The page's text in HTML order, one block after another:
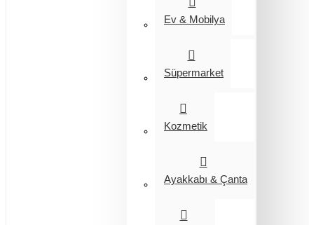
Ev & Mobilya
Süpermarket
Kozmetik
Ayakkabı & Çanta